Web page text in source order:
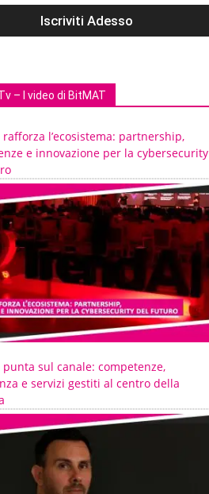
– I video di BitMAT
l’ecosistema: partnership,
e innovazione per la cybersecurity
punta sul canale: competenze,
e servizi gestiti al centro della